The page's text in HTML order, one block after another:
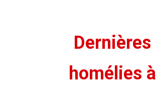
Dernières
homélies à